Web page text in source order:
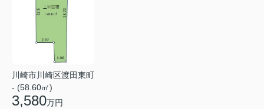
川崎市川崎区渡田東町
- (58.60㎡)
3,580万円